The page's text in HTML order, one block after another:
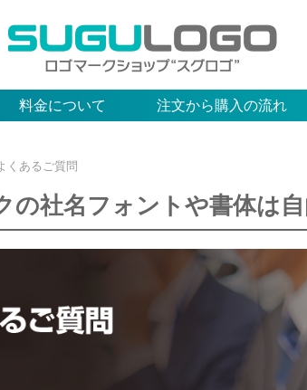
料金について 注文から購入の流れ
くあるご質問
の社名フォントや書体は